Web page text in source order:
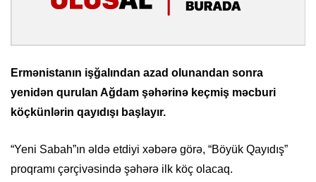
Ermənistanın işğalından azad olunandan sonra
yenidən qurulan Ağdam şəhərinə keçmiş məcburi
köçkünlərin qayıdışı başlayır.
“Yeni Sabah”ın əldə etdiyi xəbərə görə, “Böyük Qayıdış”
proqramı çərçivəsində şəhərə ilk köç olacaq.